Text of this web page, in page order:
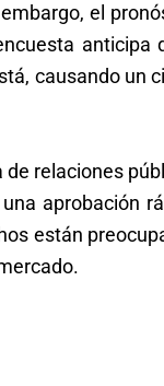
el
anticipa
causando un
relaciones
aprobación
están